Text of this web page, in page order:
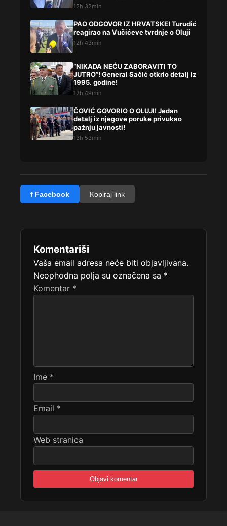
12h 32min
PAO ODGOVOR IZ HRVATSKE! Turudić
reagirao na Vučićeve tvrdnje o Oluji
12h 43min
“NIKADA NEĆU ZABORAVITI TO
JUTRO”! General Sačić otkrio detalj iz
1995. godine!
12h 49min
ČOVIĆ GOVORIO O OLUJI! Jedan
detalj iz njegove poruke privukao
pažnju javnosti!
13h 53min
f Facebook Kopiraj link
Komentariši
Vaša email adresa neće biti objavljivana.
Neophodna polja su označena sa *
Komentar *
Ime *
Email *
Web stranica